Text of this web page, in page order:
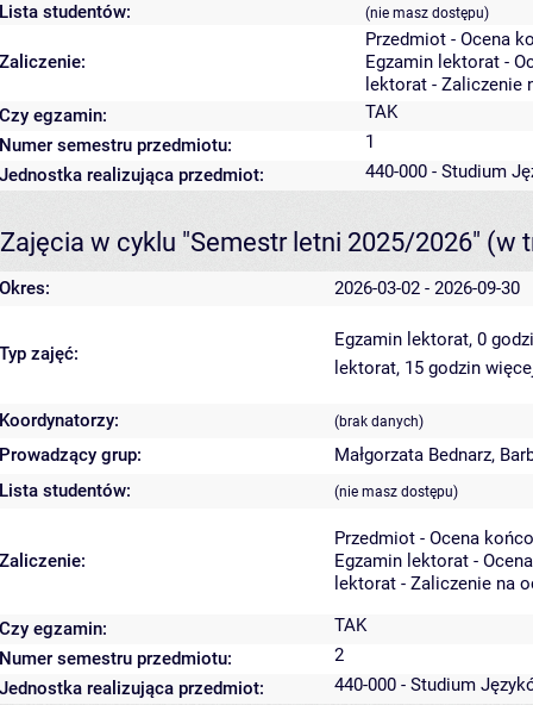
Lista studentów: (nie masz dostępu)
Zaliczenie:
Przedmiot - Ocena
Egzamin lektorat -
lektorat - Zaliczenie
Czy egzamin:
TAK
Numer semestru przedmiotu:
1
Jednostka realizująca przedmiot:
440-000 - Studium
Zajęcia w cyklu "Semestr letni 2025/2026" (w
Okres: 2026-03-02 - 2026-09-30
Typ zajęć:
Egzamin lektorat, 0
lektorat, 15 godzin
Koordynatorzy: (brak danych)
Prowadzący grup: Małgorzata Bednarz,
Lista studentów:
(nie masz dostępu)
Zaliczenie:
Przedmiot - Ocena
Egzamin lektorat -
lektorat - Zaliczenie na
Czy egzamin:
TAK
Numer semestru przedmiotu:
2
Jednostka realizująca przedmiot:
440-000 - Studium